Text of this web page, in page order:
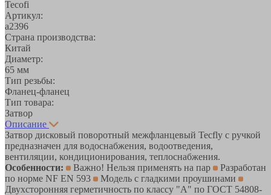
Tecofi
Артикул:
а2396
Страна производства:
Китай
Диаметр:
65 мм
Тип резьбы:
Фланец-фланец
Тип товара:
Затвор
Описание
Затвор дисковый поворотный межфланцевый Tecfly с ручкой
предназначен для водоснабжения, водоотведения,
вентиляции, кондиционирования, теплоснабжения.
Особенности:
Важно! Нельзя применять на пар
Разработан
по норме NF EN 593
Модель с гладкими проушинами
Двухсторонняя герметичность по классу "А" по ГОСТ 54808-